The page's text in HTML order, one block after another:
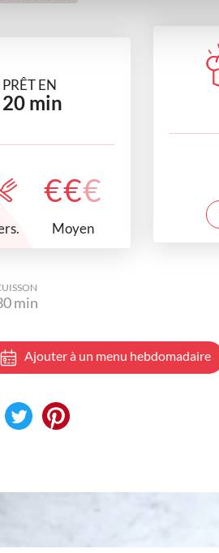
PRÊT EN
20 min
€€€
Moyen
min
Ajouter à un menu hebdomadaire